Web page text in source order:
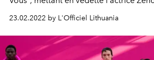
23.02.2022 by L'Officiel Lithuania